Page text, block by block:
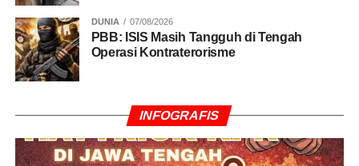
Pembentukan Sekretariat Bersama dan
Pemerataan Ekonomi
Sebagai tindak lanjut, para gubernur sepakat
membentuk Sekretariat Bersama (Sekber) untuk
BACA JUGA Sumur Bor Pertama Hadir di
Kampung Keakwa, Warga Tak Lagi Bergantung
DUNIA 07/08/2026
PBB: ISIS Masih Tangguh di Tengah
Operasi Kontraterorisme
INFOGRAFIS